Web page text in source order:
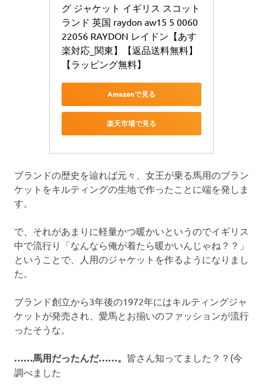
グ ジャケット イギリス スコット
ランド 英国 raydon aw15 5 0060
22056 RAYDON レイドン【あす
楽対応_関東】【返品送料無料】
【ラッピング無料】
Amazonで見る
楽天市場で見る
ブランドの歴史を辿れば元々、女王が乗る馬用のブラン
ケットをキルティングの生地で作ったことに端を発しま
す。
で、それがあまりに軽量かつ暖かいというのでイギリス
中で流行り「なんなら俺が着たら暖かいんじゃね？？」
ということで、人用のジャケットを作るようになりまし
た。
ブランド創立から3年後の1972年にはキルティングジャ
ケットが発売され、愛馬とお揃いのファッションが流行
ったそうな。
……馬用だったんだ……。 皆さん知ってました？？(今
調べました